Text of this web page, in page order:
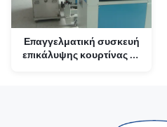
Επαγγελματική συσκευή
επικάλυψης κουρτίνας με